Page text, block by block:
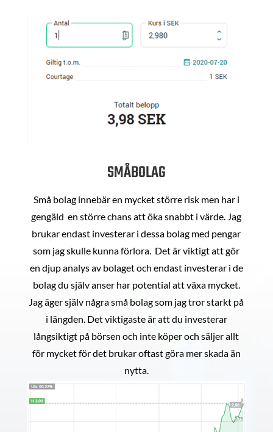
SMÅBOLAG
Små bolag innebär en mycket större risk men har i
gengäld en större chans att öka snabbt i värde. Jag
brukar endast investerar i dessa bolag med pengar
som jag skulle kunna förlora. Det är viktigt att gör
en djup analys av bolaget och endast investerar i de
bolag du själv anser har potential att växa mycket.
Jag äger själv några små bolag som jag tror starkt på
i längden. Det viktigaste är att du investerar
långsiktigt på börsen och inte köper och säljer allt
för mycket för det brukar oftast göra mer skada än
nytta.